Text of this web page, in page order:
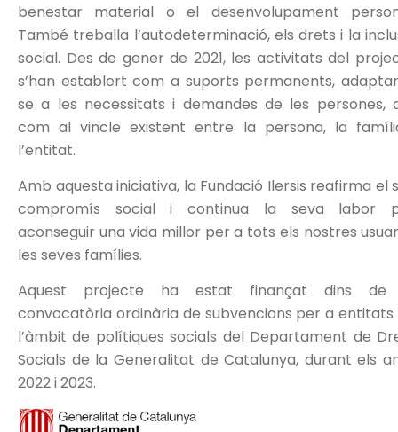
benestar material o el desenvolupament
També treballa l’autodeterminació, els drets i la
social. Des de gener de 2021, les activitats del
s’han establert com a suports permanents,
se a les necessitats i demandes de les persones,
com al vincle existent entre la persona, la
l’entitat.
Amb aquesta iniciativa, la Fundació Ilersis reafirma el
compromís social i continua la seva labor
aconseguir una vida millor per a tots els nostres
les seves famílies.
Aquest projecte ha estat finançat dins de
convocatòria ordinària de subvencions per a entitats
l’àmbit de polítiques socials del Departament de
Socials de la Generalitat de Catalunya, durant els
2022 i 2023.